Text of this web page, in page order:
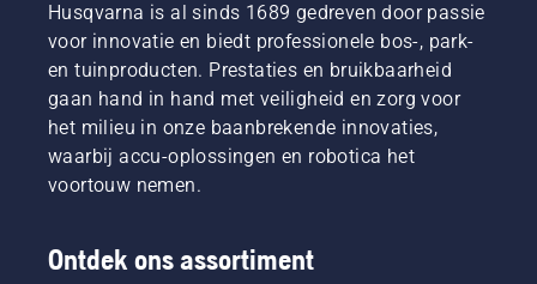
Husqvarna is al sinds 1689 gedreven door passie
voor innovatie en biedt professionele bos-, park-
en tuinproducten. Prestaties en bruikbaarheid
gaan hand in hand met veiligheid en zorg voor
het milieu in onze baanbrekende innovaties,
waarbij accu-oplossingen en robotica het
voortouw nemen.
Ontdek ons assortiment